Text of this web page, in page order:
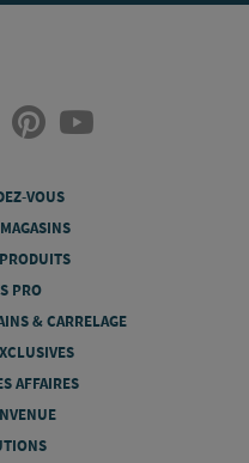
VOUS
PRO
& CARRELAGE
AFFAIRES